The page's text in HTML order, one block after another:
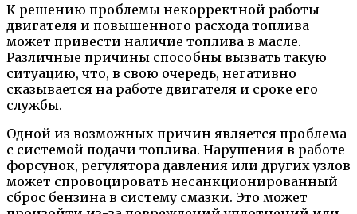
К решению проблемы некорректной работы
двигателя и повышенного расхода топлива
может привести наличие топлива в масле.
Различные причины способны вызвать такую
ситуацию, что, в свою очередь, негативно
сказывается на работе двигателя и сроке его
службы.
Одной из возможных причин является проблема
с системой подачи топлива. Нарушения в работе
форсунок, регулятора давления или других узлов
может спровоцировать несанкционированный
сброс бензина в систему смазки. Это может